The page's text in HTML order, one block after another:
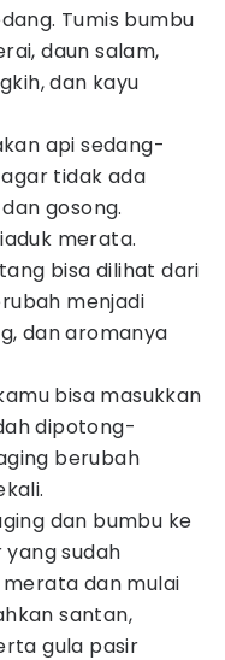
Tumis bumbu
daun salam,
dan kayu
api sedang-
tidak ada
gosong.
merata.
bisa dilihat dari
menjadi
dan aromanya
bisa masukkan
dipotong-
berubah
dan bumbu ke
sudah
merata dan mulai
santan,
gula pasir